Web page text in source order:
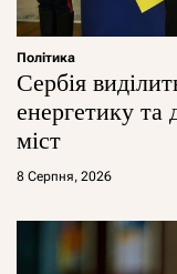
Політика
Сербія
енергетику та
міст
8 Серпня, 2026